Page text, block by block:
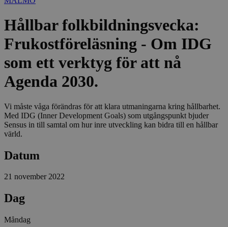
Hållbar folkbildningsvecka:
Frukostföreläsning - Om IDG
som ett verktyg för att nå
Agenda 2030.
Vi måste våga förändras för att klara utmaningarna kring hållbarhet.
Med IDG (Inner Development Goals) som utgångspunkt bjuder
Sensus in till samtal om hur inre utveckling kan bidra till en hållbar
värld.
Datum
21 november 2022
Dag
Måndag